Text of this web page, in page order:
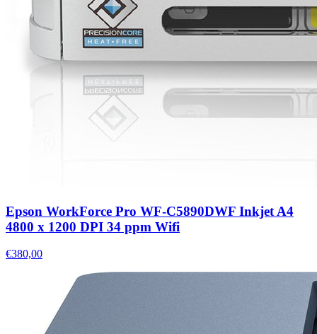
Epson WorkForce Pro WF-C5890DWF Inkjet A4
4800 x 1200 DPI 34 ppm Wifi
€380,00